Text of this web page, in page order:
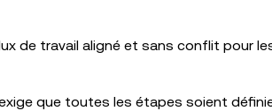
de travail aligné et sans conflit pour
que toutes les étapes soient